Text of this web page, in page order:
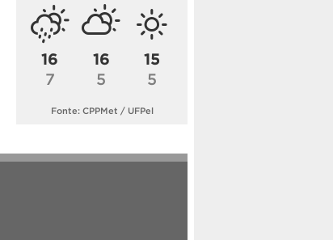
16
7
16
5
15
5
Fonte: CPPMet / UFPel